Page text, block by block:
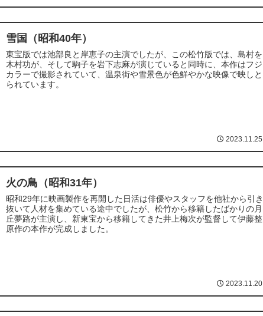
雪国（昭和40年）
東宝版では池部良と岸恵子の主演でしたが、この松竹版では、島村を
木村功が、そして駒子を岩下志麻が演じていると同時に、本作はフジ
カラーで撮影されていて、温泉街や雪景色が色鮮やかな映像で映しと
られています。
2023.11.25
火の鳥（昭和31年）
昭和29年に映画製作を再開した日活は俳優やスタッフを他社から引き
抜いて人材を集めている途中でしたが、松竹から移籍したばかりの月
丘夢路が主演し、新東宝から移籍してきた井上梅次が監督して伊藤整
原作の本作が完成しました。
2023.11.20